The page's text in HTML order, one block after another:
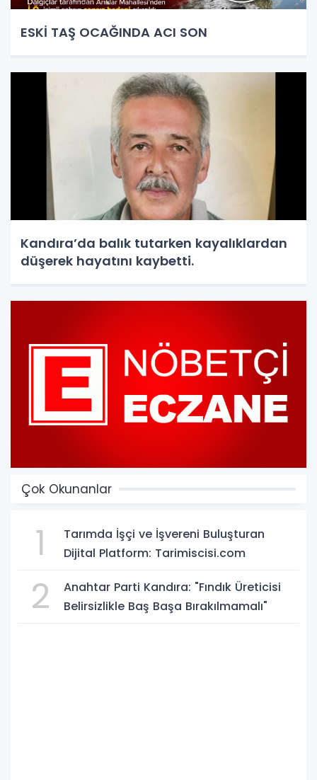
ESKİ TAŞ OCAĞINDA ACI SON
Kandıra’da balık tutarken kayalıklardan
düşerek hayatını kaybetti.
Çok Okunanlar
1
Tarımda İşçi ve İşvereni Buluşturan
Dijital Platform: Tarimiscisi.com
2
Anahtar Parti Kandıra: "Fındık Üreticisi
Belirsizlikle Baş Başa Bırakılmamalı"